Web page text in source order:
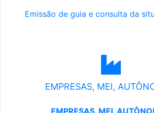
Emissão de guia e consulta da
EMPRESAS, MEI,